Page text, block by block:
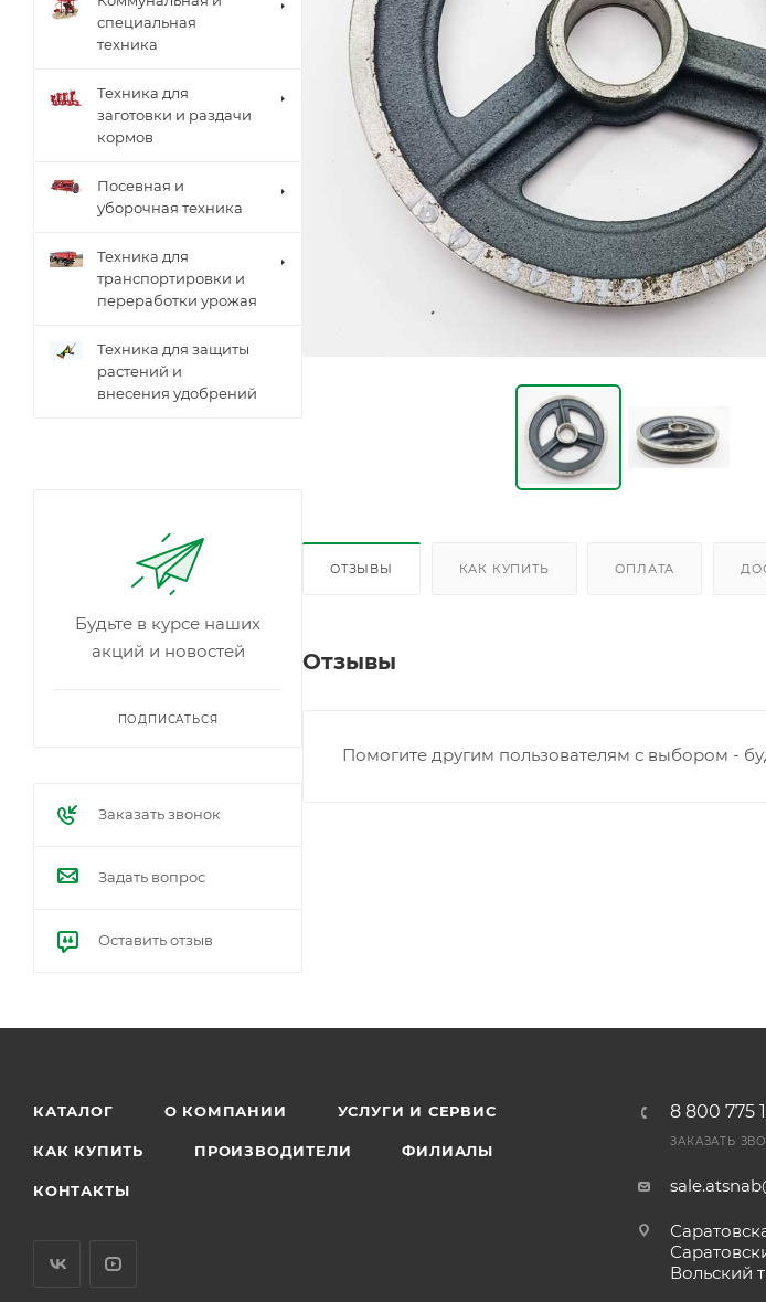
ОТЗЫВЫ КАК КУПИТЬ ОПЛАТА
Отзывы
Помогите другим пользователям с выбором -
специальная
техника
Техника для
заготовки и раздачи
кормов
Посевная и
уборочная техника
Техника для
транспортировки и
переработки урожая
Техника для защиты
растений и
внесения удобрений
Будьте в курсе наших
акций и новостей
ПОДПИСАТЬСЯ
Заказать звонок
Задать вопрос
Оставить отзыв
КАТАЛОГ О КОМПАНИИ УСЛУГИ И СЕРВИС
КАК КУПИТЬ ПРОИЗВОДИТЕЛИ ФИЛИАЛЫ
КОНТАКТЫ
8 800 775
ЗАКАЗАТЬ
Вольский